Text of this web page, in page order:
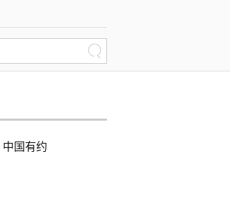
中国有约